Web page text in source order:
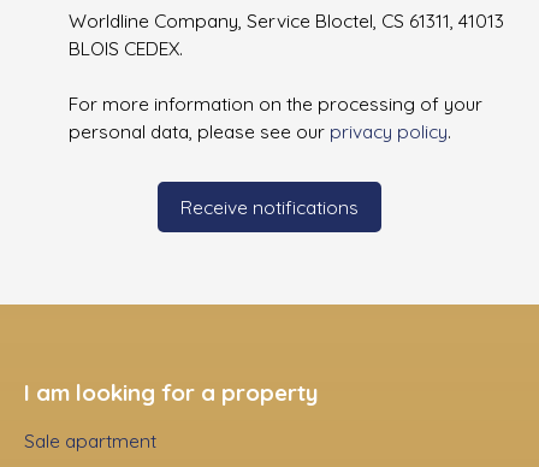
Worldline Company, Service Bloctel, CS 61311, 41013
BLOIS CEDEX.
For more information on the processing of your
personal data, please see our privacy policy.
Receive notifications
I am looking for a property
Sale apartment